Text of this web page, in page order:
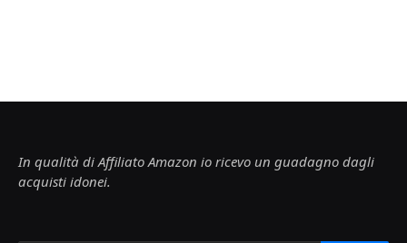
In qualità di Affiliato Amazon io ricevo un guadagno dagli
acquisti idonei.